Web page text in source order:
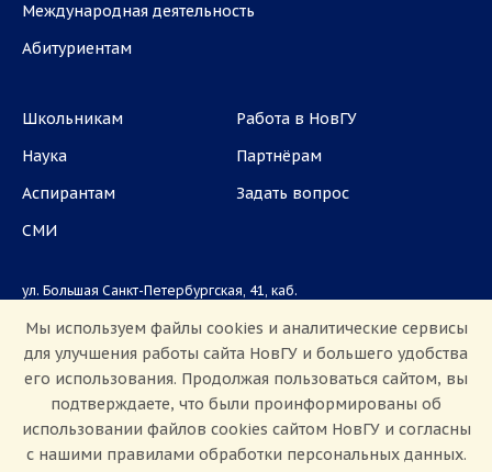
Международная деятельность
Абитуриентам
Школьникам
Наука
Аспирантам
СМИ
Работа в НовГУ
Партнёрам
Задать вопрос
ул. Большая Санкт-Петербургская, 41, каб.
Приемная комиссия: +7(8162)33-20-44
Мы используем файлы cookies и аналитические сервисы
для улучшения работы сайта НовГУ и большего удобства
его использования. Продолжая пользоваться сайтом, вы
подтверждаете, что были проинформированы об
использовании файлов cookies сайтом НовГУ и согласны
с нашими правилами обработки персональных данных.